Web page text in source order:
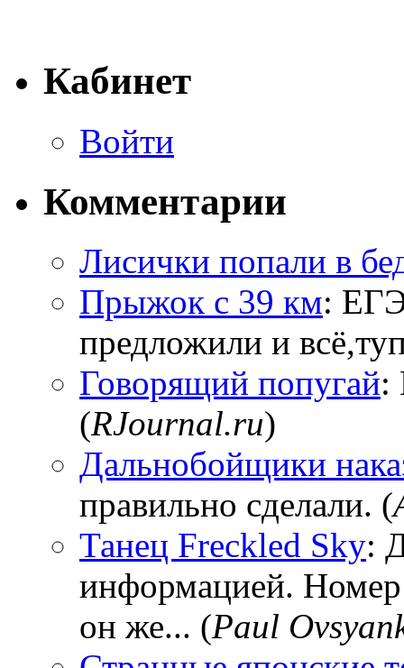
Кабинет
Войти
Комментарии
Лисички попали в
Прыжок с 39 км:
предложили и
Говорящий попугай:
(RJournal.ru)
Дальнобойщики
правильно сделали. (
Танец Freckled Sky:
информацией.
он же... (Paul